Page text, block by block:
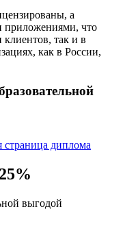
а
что
клиентов, так и в
как в России,
выгодой